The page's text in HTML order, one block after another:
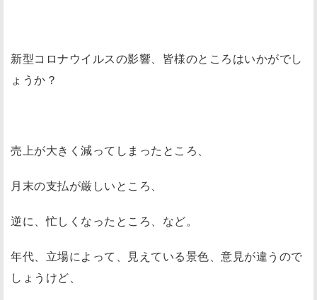
新型コロナウイルスの影響、皆様のところはいかがでし
ょうか？
売上が大きく減ってしまったところ、
月末の支払が厳しいところ、
逆に、忙しくなったところ、など。
年代、立場によって、見えている景色、意見が違うので
しょうけど、